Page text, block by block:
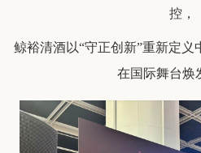
控，
鲸裕清酒以“守正创新”重新定
在国际舞台焕